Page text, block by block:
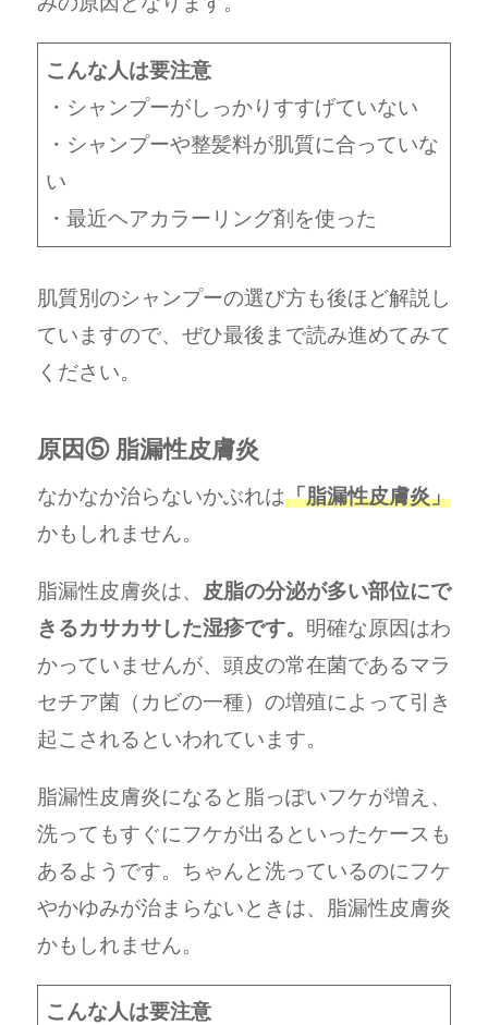
こんな人は要注意
・シャンプーがしっかりすすげていない
・シャンプーや整髪料が肌質に合っていな
い
・最近ヘアカラーリング剤を使った
肌質別のシャンプーの選び方も後ほど解説し
ていますので、ぜひ最後まで読み進めてみて
ください。
原因⑤ 脂漏性皮膚炎
なかなか治らないかぶれは「脂漏性皮膚炎」
かもしれません。
脂漏性皮膚炎は、
皮脂の分泌が多い部位にで
きるカサカサした湿疹です。 明確な原因はわ
かっていませんが、頭皮の常在菌であるマラ
セチア菌（カビの一種）の増殖によって引き
起こされるといわれています。
脂漏性皮膚炎になると脂っぽいフケが増え、
洗ってもすぐにフケが出るといったケースも
あるようです。ちゃんと洗っているのにフケ
やかゆみが治まらないときは、脂漏性皮膚炎
かもしれません。
こんな人は要注意